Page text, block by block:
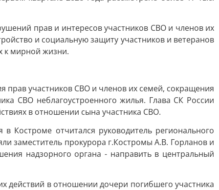
прав и интересов участников СВО и членов их
и социальную защиту участников и ветеранов
к мирной жизни.
прав участников СВО и членов их семей, сокращения
СВО неблагоустроенного жилья. Глава СК России
в отношении сына участника СВО.
Костроме отчитался руководитель регионального
заместитель прокурора г.Костромы А.В. Горланов и
надзорного органа - направить в центральный
действий в отношении дочери погибшего участника